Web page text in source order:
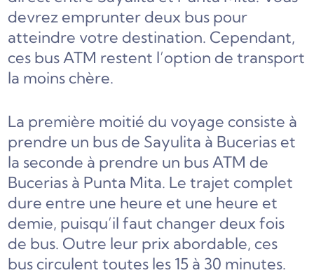
devrez emprunter deux bus pour
atteindre votre destination. Cependant,
ces bus ATM restent l’option de transport
la moins chère.
La première moitié du voyage consiste à
prendre un bus de Sayulita à Bucerias et
la seconde à prendre un bus ATM de
Bucerias à Punta Mita. Le trajet complet
dure entre une heure et une heure et
demie, puisqu’il faut changer deux fois
de bus. Outre leur prix abordable, ces
bus circulent toutes les 15 à 30 minutes.